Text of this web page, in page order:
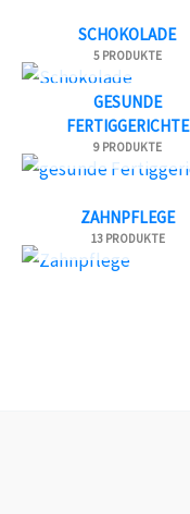
SCHOKOLADE
5 PRODUKTE
GESUNDE
FERTIGGERICHTE
9 PRODUKTE
ZAHNPFLEGE
13 PRODUKTE